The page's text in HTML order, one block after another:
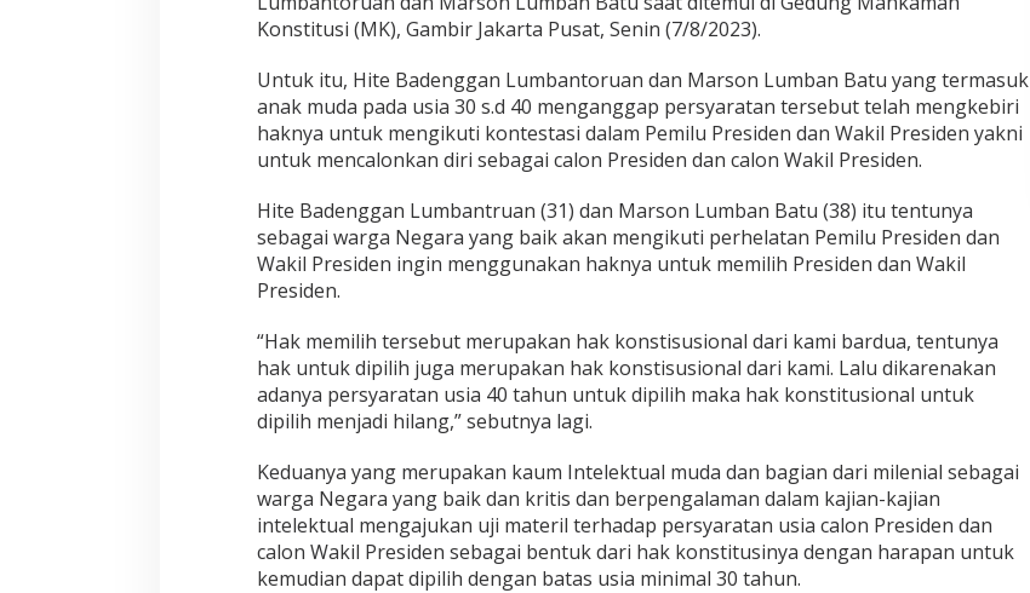
a
M
n
t
U
s
a
M
i
n
i
a
l
a
p
e
s
-
C
a
w
Konstitusi (MK), Gambir Jakarta Pusat, Senin (7/8/2023).
Untuk itu, Hite Badenggan Lumbantoruan dan Marson Lumban Batu yang termasuk
anak muda pada usia 30 s.d 40 menganggap persyaratan tersebut telah mengkebiri
haknya untuk mengikuti kontestasi dalam Pemilu Presiden dan Wakil Presiden yakni
untuk mencalonkan diri sebagai calon Presiden dan calon Wakil Presiden.
Hite Badenggan Lumbantruan (31) dan Marson Lumban Batu (38) itu tentunya
sebagai warga Negara yang baik akan mengikuti perhelatan Pemilu Presiden dan
Wakil Presiden ingin menggunakan haknya untuk memilih Presiden dan Wakil
Presiden.
“Hak memilih tersebut merupakan hak konstisusional dari kami bardua, tentunya
hak untuk dipilih juga merupakan hak konstisusional dari kami. Lalu dikarenakan
adanya persyaratan usia 40 tahun untuk dipilih maka hak konstitusional untuk
dipilih menjadi hilang,” sebutnya lagi.
Keduanya yang merupakan kaum Intelektual muda dan bagian dari milenial sebagai
warga Negara yang baik dan kritis dan berpengalaman dalam kajian-kajian
intelektual mengajukan uji materil terhadap persyaratan usia calon Presiden dan
calon Wakil Presiden sebagai bentuk dari hak konstitusinya dengan harapan untuk
kemudian dapat dipilih dengan batas usia minimal 30 tahun.